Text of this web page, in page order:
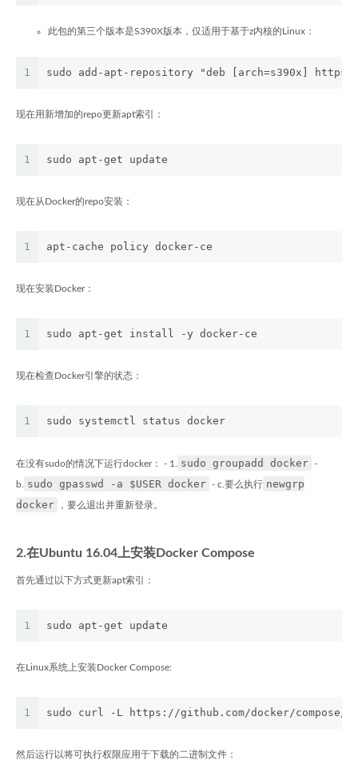
此包的第三个版本是S390X版本，仅适用于基于z内核的Linux：
1 sudo add-apt-repository "deb [arch=s390x]
现在用新增加的repo更新apt索引：
1 sudo apt-get update
现在从Docker的repo安装：
1 apt-cache policy docker-ce
现在安装Docker：
1 sudo apt-get install -y docker-ce
现在检查Docker引擎的状态：
1 sudo systemctl status docker
在没有sudo的情况下运行docker： - 1. sudo groupadd docker -
b. sudo gpasswd -a $USER docker - c.要么执行 newgrp
docker
，要么退出并重新登录。
2.在Ubuntu 16.04上安装Docker Compose
首先通过以下方式更新apt索引：
1 sudo apt-get update
在Linux系统上安装Docker Compose:
1 sudo curl -L https://github.com/docker/compose/
然后运行以将可执行权限应用于下载的二进制文件：